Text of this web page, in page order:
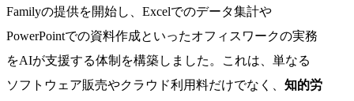
Familyの提供を開始し、Excelでのデータ集計や
PowerPointでの資料作成といったオフィスワークの実務
をAIが支援する体制を構築しました。これは、単なる
ソフトウェア販売やクラウド利用料だけでなく、 知的労